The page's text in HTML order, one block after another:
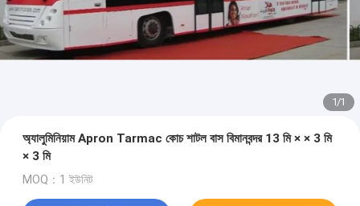
1/1
অ্যালুমিনিয়াম Apron Tarmac কোচ শাটল বাস বিমানবন্দর 13 মি × × 3 মি
× 3 মি
MOQ：1 ইউনিট